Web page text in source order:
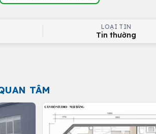
LOẠI TIN
Tin thường
TÂM